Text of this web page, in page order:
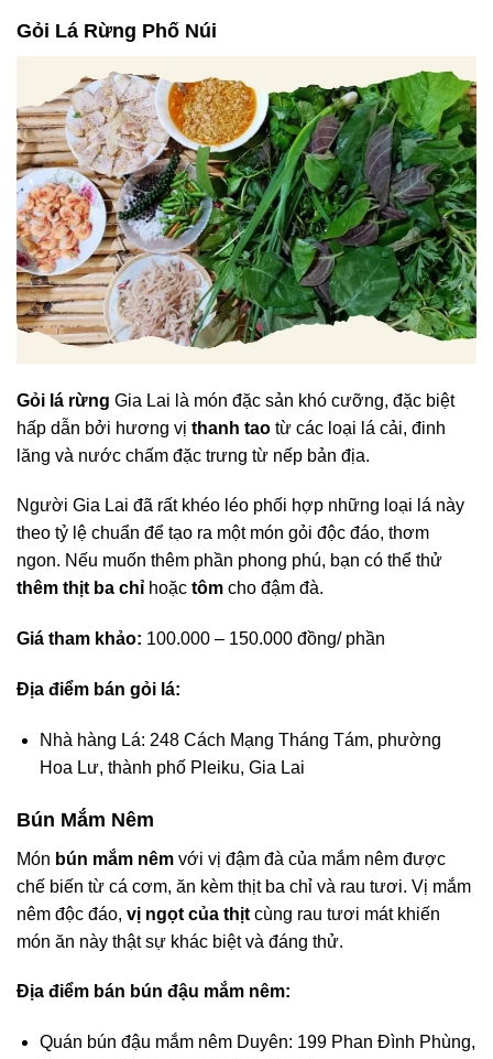
Gỏi Lá Rừng Phố Núi
Gỏi lá rừng Gia Lai là món đặc sản khó cưỡng, đặc biệt
hấp dẫn bởi hương vị thanh tao từ các loại lá cải, đinh
lăng và nước chấm đặc trưng từ nếp bản địa.
Người Gia Lai đã rất khéo léo phối hợp những loại lá này
theo tỷ lệ chuẩn để tạo ra một món gỏi độc đáo, thơm
ngon. Nếu muốn thêm phần phong phú, bạn có thể thử
thêm thịt ba chỉ hoặc tôm cho đậm đà.
Giá tham khảo: 100.000 – 150.000 đồng/ phần
Địa điểm bán gỏi lá:
Nhà hàng Lá: 248 Cách Mạng Tháng Tám, phường
Hoa Lư, thành phố Pleiku, Gia Lai
Bún Mắm Nêm
Món bún mắm nêm với vị đậm đà của mắm nêm được
chế biến từ cá cơm, ăn kèm thịt ba chỉ và rau tươi. Vị mắm
nêm độc đáo, vị ngọt của thịt cùng rau tươi mát khiến
món ăn này thật sự khác biệt và đáng thử.
Địa điểm bán bún đậu mắm nêm:
Quán bún đậu mắm nêm Duyên: 199 Phan Đình Phùng,